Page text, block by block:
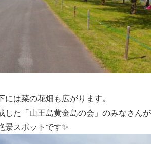
には菜の花畑も広がります。
した「山王島黄金島の会」のみなさん
景スポットです✨